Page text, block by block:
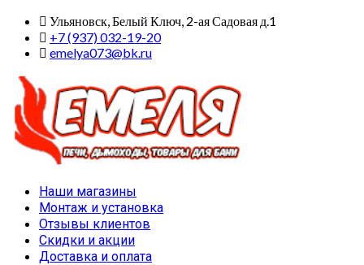
Skip
content
Ульяновск, Белый Ключ, 2-ая Садовая д.1
+7 (937) 032-19-20
emelya073@bk.ru
Primary
Menu
Наши магазины
Монтаж и установка
Отзывы клиентов
Скидки и акции
Доставка и оплата